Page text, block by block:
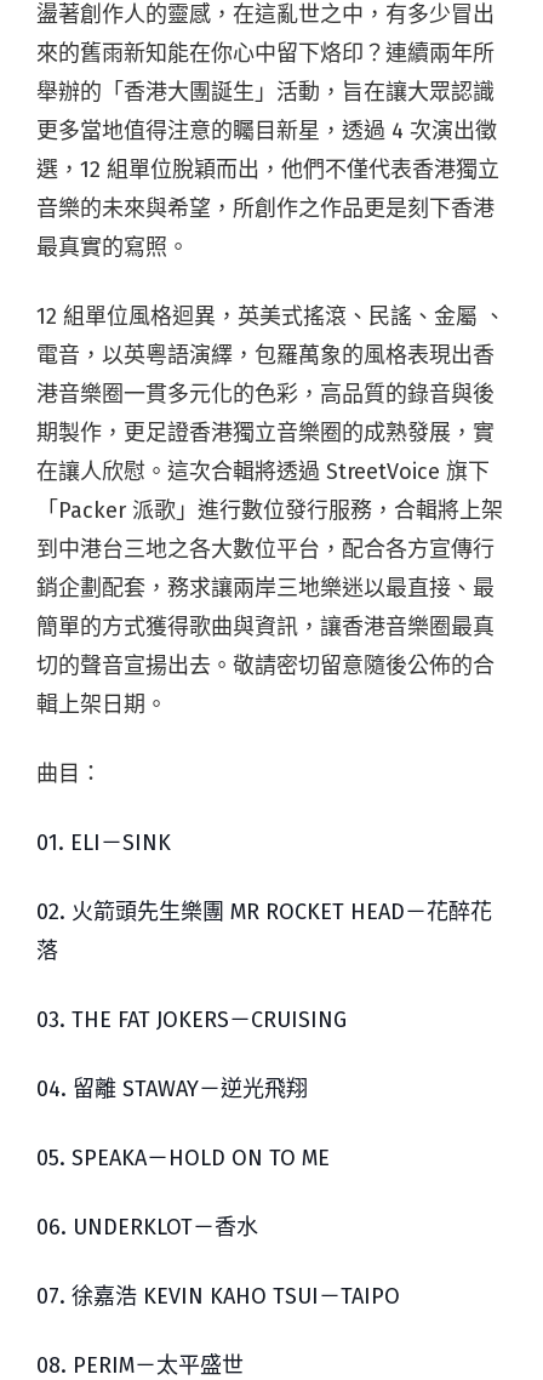
盪著創作人的靈感，在這亂世之中，有多少冒出
來的舊雨新知能在你心中留下烙印？連續兩年所
舉辦的「香港大團誕生」活動，旨在讓大眾認識
更多當地值得注意的矚目新星，透過 4 次演出徵
選，12 組單位脫穎而出，他們不僅代表香港獨立
音樂的未來與希望，所創作之作品更是刻下香港
最真實的寫照。
12 組單位風格迴異，英美式搖滾、民謠、金屬 、
電音，以英粵語演繹，包羅萬象的風格表現出香
港音樂圈一貫多元化的色彩，高品質的錄音與後
期製作，更足證香港獨立音樂圈的成熟發展，實
在讓人欣慰。這次合輯將透過 StreetVoice 旗下
「Packer 派歌」進行數位發行服務，合輯將上架
到中港台三地之各大數位平台，配合各方宣傳行
銷企劃配套，務求讓兩岸三地樂迷以最直接、最
簡單的方式獲得歌曲與資訊，讓香港音樂圈最真
切的聲音宣揚出去。敬請密切留意隨後公佈的合
輯上架日期。
曲目：
01. ELI－SINK
02. 火箭頭先生樂團 MR ROCKET HEAD－花醉花
落
03. THE FAT JOKERS－CRUISING
04. 留離 STAWAY－逆光飛翔
05. SPEAKA－HOLD ON TO ME
06. UNDERKLOT－香水
07. 徐嘉浩 KEVIN KAHO TSUI－TAIPO
08. PERIM－太平盛世